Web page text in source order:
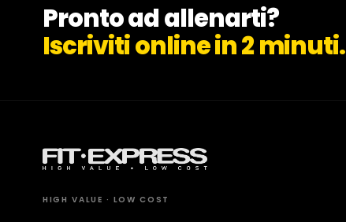
CONTATTI
Pronto ad allenarti?
Iscriviti online in 2 minuti.
HIGH VALUE · LOW COST